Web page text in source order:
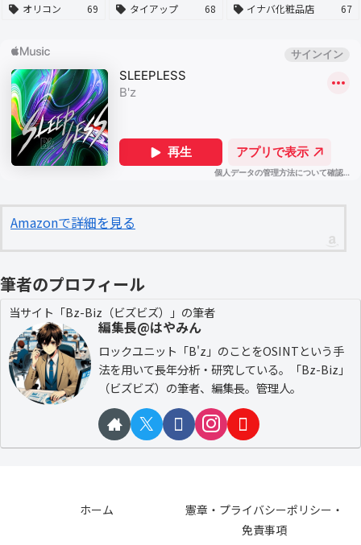
オリコン
69 タイアップ 68 イナバ化粧品店 67
Amazonで詳細を見る
筆者のプロフィール
当サイト「Bz-Biz（ビズビズ）」の筆者
編集長@はやみん
ロックユニット「B'z」のことをOSINTという手
法を用いて長年分析・研究している。「Bz-Biz」
（ビズビズ）の筆者、編集長。管理人。
ホーム
憲章・プライバシーポリシー・
免責事項